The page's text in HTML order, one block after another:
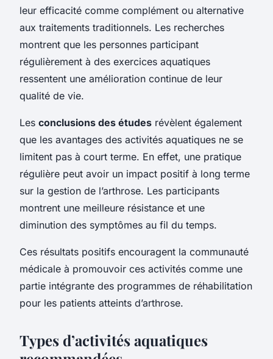
leur efficacité comme complément ou alternative
aux traitements traditionnels. Les recherches
montrent que les personnes participant
régulièrement à des exercices aquatiques
ressentent une amélioration continue de leur
qualité de vie.
Les conclusions des études révèlent également
que les avantages des activités aquatiques ne se
limitent pas à court terme. En effet, une pratique
régulière peut avoir un impact positif à long terme
sur la gestion de l’arthrose. Les participants
montrent une meilleure résistance et une
diminution des symptômes au fil du temps.
Ces résultats positifs encouragent la communauté
médicale à promouvoir ces activités comme une
partie intégrante des programmes de réhabilitation
pour les patients atteints d’arthrose.
Types d’activités aquatiques